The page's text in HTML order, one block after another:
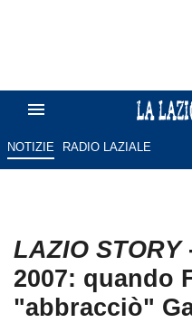
NOTIZIE RADIO LAZIALE
LAZIO STORY
2007: quando
"abbracciò"